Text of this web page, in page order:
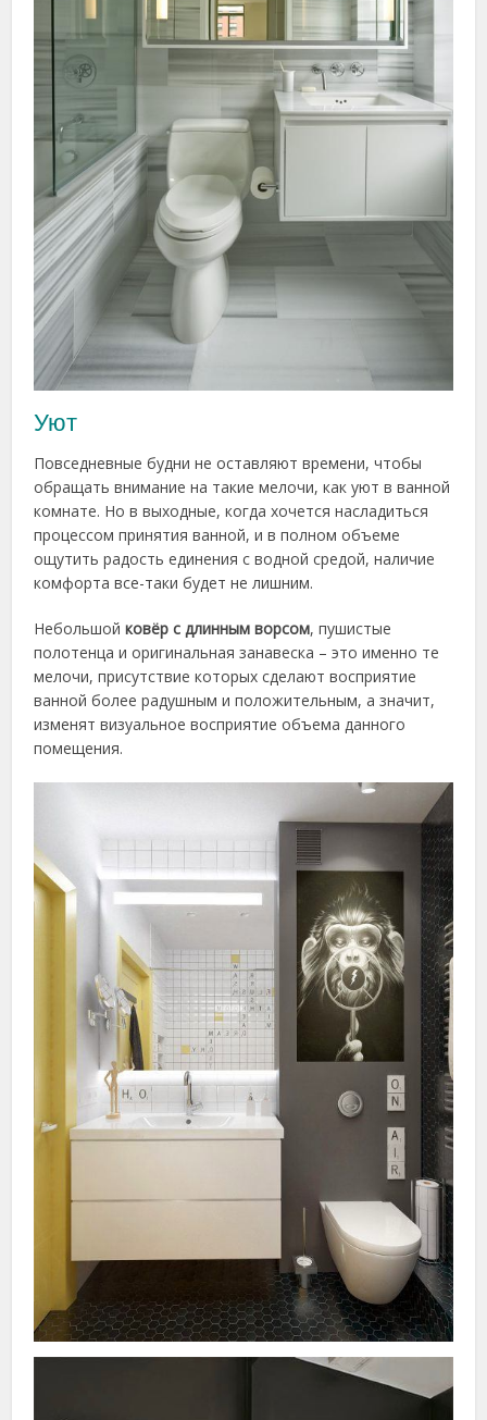
Уют
Повседневные будни не оставляют времени, чтобы
обращать внимание на такие мелочи, как уют в ванной
комнате. Но в выходные, когда хочется насладиться
процессом принятия ванной, и в полном объеме
ощутить радость единения с водной средой, наличие
комфорта все-таки будет не лишним.
Небольшойковёр с длинным ворсом, пушистые
полотенца и оригинальная занавеска – это именно те
мелочи, присутствие которых сделают восприятие
ванной более радушным и положительным, а значит,
изменят визуальное восприятие объема данного
помещения.